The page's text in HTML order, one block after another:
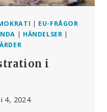
| EU-FRÅGOR
| HÄNDELSER |
i
4, 2024